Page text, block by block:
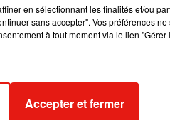
alimentaires de
parmi les plats les plus
de... fromage !
liée à
casomorphinesdurant la
récepteurs de la dopamine et
en sélectionnant les finalités et/ou
sans accepter". Vos préférences
à tout moment via le lien
Accepter et fermer